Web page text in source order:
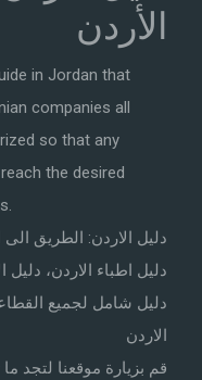
الأردن
in Jordan that
companies all
so that any
the desired
دليل الاردن: الطريق الى
دليل اطباء الاردن، دليل
دليل شامل لجميع
الاردن
قم بزيارة موقعنا لتجد